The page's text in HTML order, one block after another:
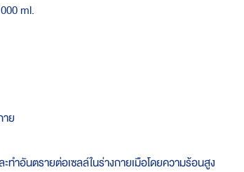
ml.
าย
ทำอันตรายต่อเซลล์ในร่างกายเมือโดยความร้อนสูง